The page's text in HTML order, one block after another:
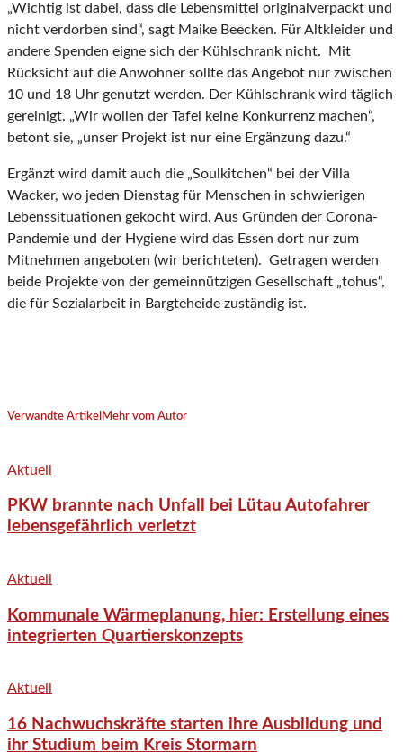
„Wichtig ist dabei, dass die Lebensmittel originalverpackt und
nicht verdorben sind“, sagt Maike Beecken. Für Altkleider und
andere Spenden eigne sich der Kühlschrank nicht. Mit
Rücksicht auf die Anwohner sollte das Angebot nur zwischen
10 und 18 Uhr genutzt werden. Der Kühlschrank wird täglich
gereinigt. „Wir wollen der Tafel keine Konkurrenz machen“,
betont sie, „unser Projekt ist nur eine Ergänzung dazu.“
Ergänzt wird damit auch die „Soulkitchen“ bei der Villa
Wacker, wo jeden Dienstag für Menschen in schwierigen
Lebenssituationen gekocht wird. Aus Gründen der Corona-
Pandemie und der Hygiene wird das Essen dort nur zum
Mitnehmen angeboten (wir berichteten). Getragen werden
beide Projekte von der gemeinnützigen Gesellschaft „tohus“,
die für Sozialarbeit in Bargteheide zuständig ist.
Verwandte Artikel Mehr vom Autor
Aktuell
PKW brannte nach Unfall bei Lütau Autofahrer
lebensgefährlich verletzt
Aktuell
Kommunale Wärmeplanung, hier: Erstellung eines
integrierten Quartierskonzepts
Aktuell
16 Nachwuchskräfte starten ihre Ausbildung und
ihr Studium beim Kreis Stormarn